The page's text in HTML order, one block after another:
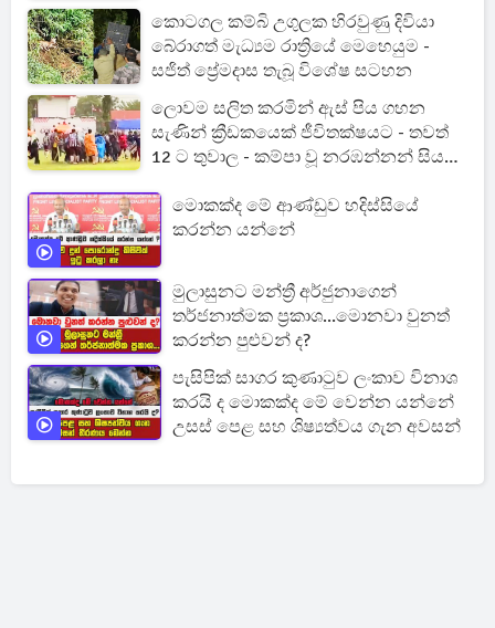
කොටගල කම්බි උගුලක හිරවුණු දිවියා
බේරාගත් මැධ්‍යම රාත්‍රියේ මෙහෙයුම -
සජිත් ප්‍රේමදාස තැබූ විශේෂ සටහන
ලොවම සලිත කරමින් ඇස් පිය ගහන
සැණින් ක්‍රීඩකයෙක් ජීවිතක්ෂයට - තවත්
12 ට තුවාල - කම්පා වූ නරඹන්නන් සියලු
මොකක්ද මේ ආණ්ඩුව හදිස්සියේ
කරන්න යන්නේ
මුලාසුනට මන්ත්‍රී අර්ජුනාගෙන්
තර්ජනාත්මක ප්‍රකාශ...මොනවා වුනත්
කරන්න පුළුවන් ද?
පැසිපික් සාගර කුණාටුව ලංකාව විනාශ
කරයි ද මොකක්ද මේ වෙන්න යන්නේ
උසස් පෙළ සහ ශිෂ්‍යත්වය ගැන අවසන්